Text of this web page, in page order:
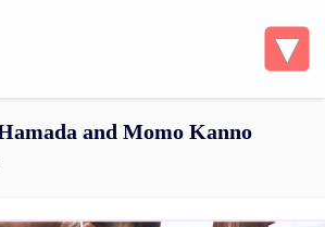
and Momo Kanno